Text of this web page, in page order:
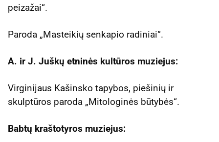
peizažai“.
Paroda „Masteikių senkapio radiniai“.
A. ir J. Juškų etninės kultūros muziejus:
Virginijaus Kašinsko tapybos, piešinių ir
skulptūros paroda „Mitologinės būtybės“.
Babtų kraštotyros muziejus: